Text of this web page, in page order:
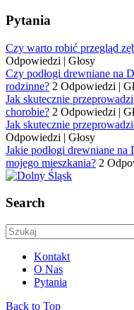
Pytania
Czy warto robić przegląd
Odpowiedzi | Głosy
Czy podłogi drewniane na
rodzinne? 2 Odpowiedzi |
Jak skutecznie
chorobie? 2 Odpowiedzi |
Jak skutecznie
Odpowiedzi | Głosy
Jakie podłogi drewniane na
mojego mieszkania? 2
Search
Kontakt
O Nas
Pytania
Back to Top